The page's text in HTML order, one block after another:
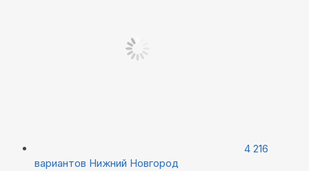
4 216
вариантов Нижний Новгород